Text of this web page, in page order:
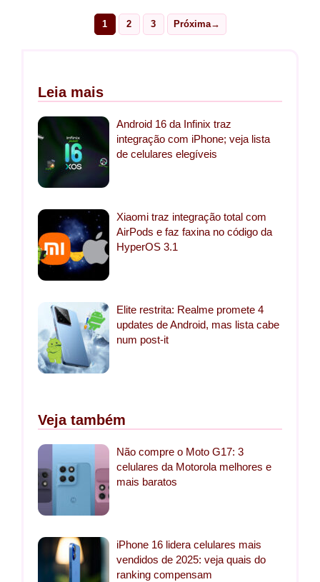
Page
1
Page
2
Page
3 Próxima→
Leia mais
Android 16 da Infinix traz
integração com iPhone; veja lista
de celulares elegíveis
Xiaomi traz integração total com
AirPods e faz faxina no código da
HyperOS 3.1
Elite restrita: Realme promete 4
updates de Android, mas lista cabe
num post-it
Veja também
Não compre o Moto G17: 3
celulares da Motorola melhores e
mais baratos
iPhone 16 lidera celulares mais
vendidos de 2025: veja quais do
ranking compensam